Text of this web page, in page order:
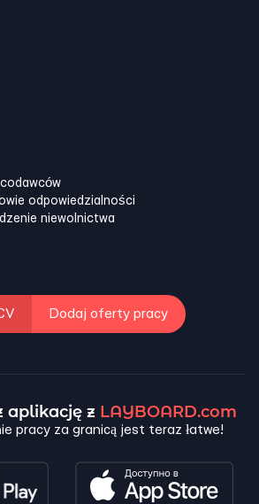
odpowiedzialności
niewolnictwa
Dodaj oferty pracy
aplikację z LAYBOARD.com
pracy za granicą jest teraz łatwe!